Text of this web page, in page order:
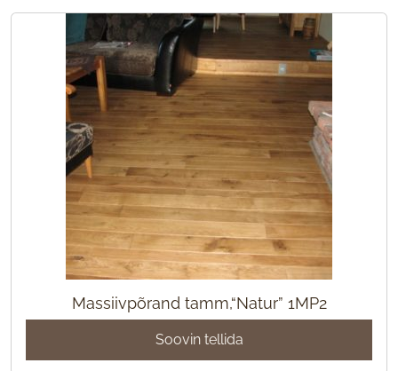
Massiivpõrand tamm,“Natur” 1MP2
Soovin tellida